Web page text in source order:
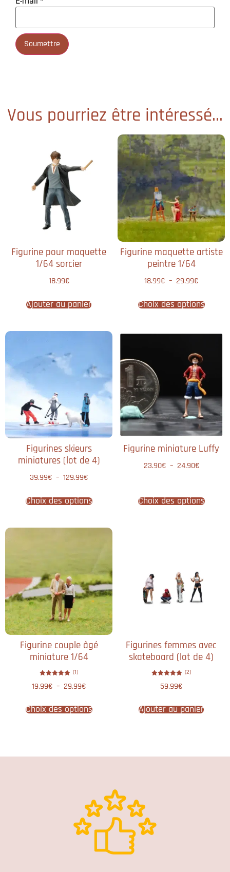
Vous pourriez être intéressé...
Figurine pour maquette
1/64 sorcier
18.99€
Ajouter au panier
Figurine maquette artiste
peintre 1/64
18.99€ – 29.99€
Choix des options
Figurines skieurs
miniatures (lot de 4)
39.99€ – 129.99€
Choix des options
Figurine miniature Luffy
23.90€ – 24.90€
Choix des options
Figurine couple âgé
miniature 1/64
5.00
(1)
19.99€ – 29.99€
Choix des options
Figurines femmes avec
skateboard​ (lot de 4)
5.00
(2)
59.99€
Ajouter au panier